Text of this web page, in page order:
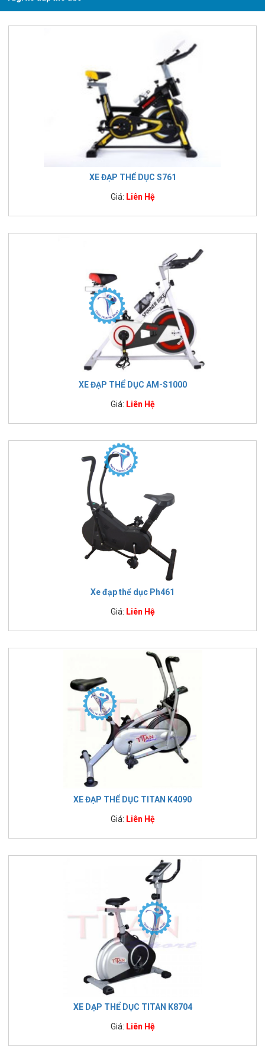
XE ĐẠP THỂ DỤC S761
Giá: Liên Hệ
XE ĐẠP THỂ DỤC AM-S1000
Giá: Liên Hệ
Xe đạp thể dục Ph461
Giá: Liên Hệ
XE ĐẠP THỂ DỤC TITAN K4090
Giá: Liên Hệ
XE DẠP THỂ DỤC TITAN K8704
Giá: Liên Hệ